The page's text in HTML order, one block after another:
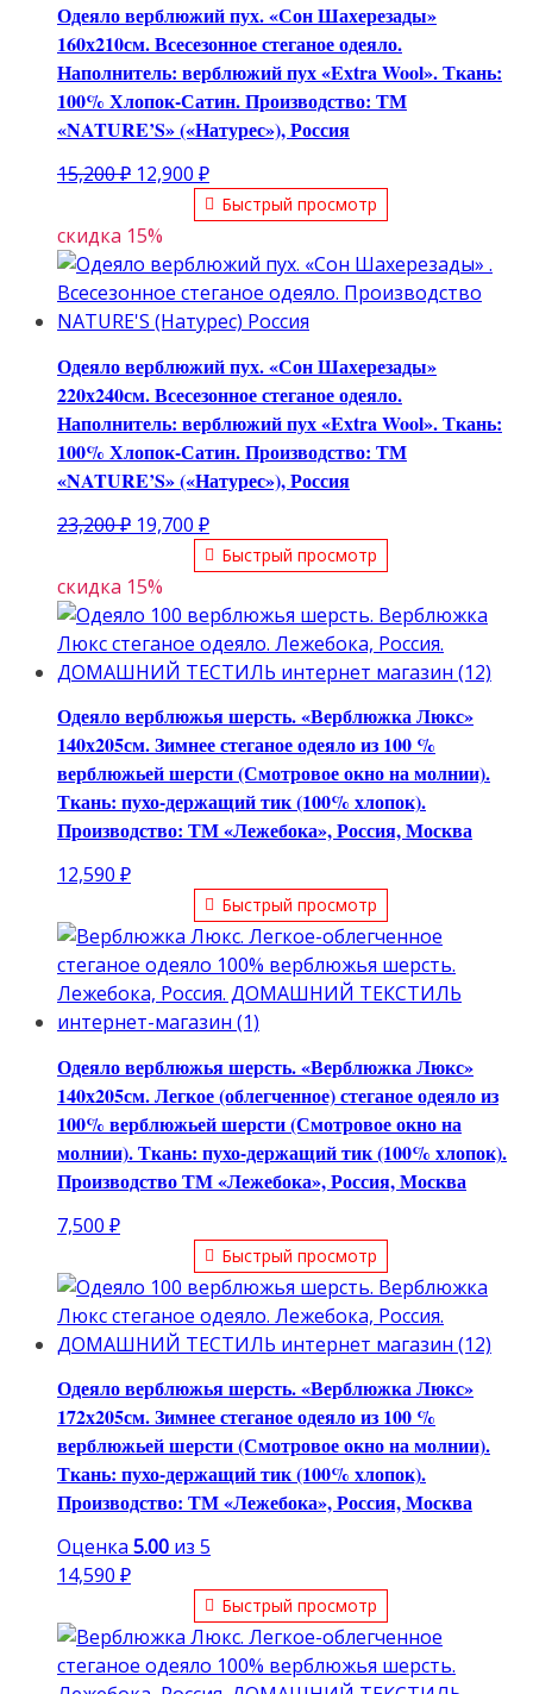
Одеяло верблюжий пух. «Сон Шахерезады»
160х210см. Всесезонное стеганое одеяло.
Наполнитель: верблюжий пух «Extra Wool». Ткань:
100% Хлопок-Сатин. Производство: ТМ
«NATURE’S» («Натурес»), Россия
15,200₽ Первоначальная
составляла
15,200 ₽.
12,900 ₽Текущая
цена:
12,900 ₽.
Быстрый просмотр
скидка 15%
Одеяло верблюжий пух. «Сон Шахерезады»
220х240см. Всесезонное стеганое одеяло.
Наполнитель: верблюжий пух «Extra Wool». Ткань:
100% Хлопок-Сатин. Производство: ТМ
«NATURE’S» («Натурес»), Россия
23,200₽ Первоначальная
составляла
23,200 ₽.
19,700 ₽Текущая
цена:
19,700 ₽.
Быстрый просмотр
скидка 15%
Одеяло верблюжья шерсть. «Верблюжка Люкс»
140х205см. Зимнее стеганое одеяло из 100 %
верблюжьей шерсти (Смотровое окно на молнии).
Ткань: пухо-держащий тик (100% хлопок).
Производство: ТМ «Лежебока», Россия, Москва
12,590 ₽
Быстрый просмотр
Одеяло верблюжья шерсть. «Верблюжка Люкс»
140х205см. Легкое (облегченное) стеганое одеяло из
100% верблюжьей шерсти (Смотровое окно на
молнии). Ткань: пухо-держащий тик (100% хлопок).
Производство ТМ «Лежебока», Россия, Москва
7,500 ₽
Быстрый просмотр
Одеяло верблюжья шерсть. «Верблюжка Люкс»
172х205см. Зимнее стеганое одеяло из 100 %
верблюжьей шерсти (Смотровое окно на молнии).
Ткань: пухо-держащий тик (100% хлопок).
Производство: ТМ «Лежебока», Россия, Москва
Оценка 5.00 из 5
14,590 ₽
Быстрый просмотр